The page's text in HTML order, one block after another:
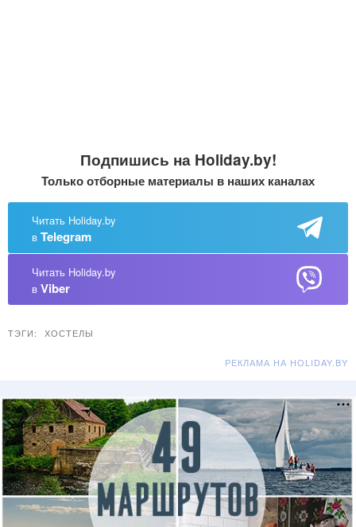
Подпишись на Holiday.by!
Только отборные материалы в наших каналах
Читать Holiday.by
в Telegram
Читать Holiday.by
в Viber
ТЭГИ: ХОСТЕЛЫ
РЕКЛАМА НА HOLIDAY.BY